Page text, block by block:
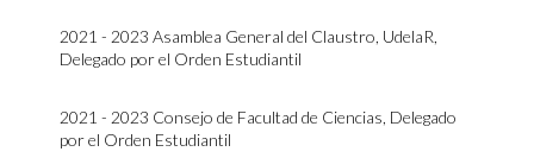
2021 - 2023 Asamblea General del Claustro, UdelaR,
Delegado por el Orden Estudiantil
2021 - 2023 Consejo de Facultad de Ciencias, Delegado
por el Orden Estudiantil